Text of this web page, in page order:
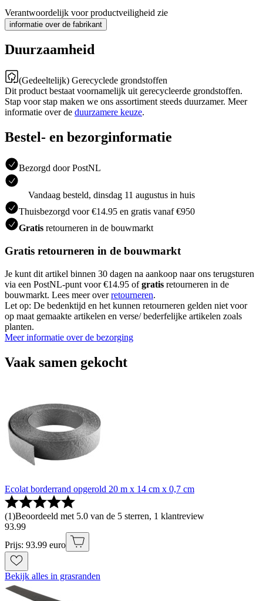
Verantwoordelijk voor productveiligheid zie
informatie over de fabrikant
Duurzaamheid
(Gedeeltelijk) Gerecyclede grondstoffen
Dit product bestaat voornamelijk uit gerecycleerde grondstoffen.
Stap voor stap maken we ons assortiment steeds duurzamer. Meer
informatie over de duurzamere keuze.
Bestel- en bezorginformatie
Bezorgd door PostNL
Vandaag besteld, dinsdag 11 augustus in huis
Thuisbezorgd voor €14.95 en gratis vanaf €950
Gratis retourneren in de bouwmarkt
Gratis retourneren in de bouwmarkt
Je kunt dit artikel binnen 30 dagen na aankoop naar ons terugsturen
via een PostNL-punt voor €14.95 ofgratis retourneren in de
bouwmarkt. Lees meer overretourneren.
Let op: De bedenktijd en het kunnen retourneren gelden niet voor
op maat gemaakte artikelen en verse/ bederfelijke artikelen zoals
planten.
Meer informatie over de bezorging
Vaak samen gekocht
Ecolat borderrand opgerold 20 m x 14 cm x 0,7 cm
(1)Beoordeeld met 5.0 van de 5 sterren, 1 klantreview
93.99
Prijs: 93.99 euro
Bekijk alles in grasranden